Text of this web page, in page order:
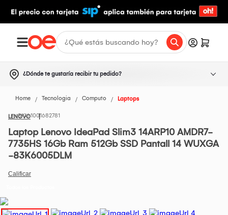
¿Dónde te gustaría recibir tu pedido?
Home Tecnologia Computo Laptops
LENOVO1001682781
Laptop Lenovo IdeaPad Slim3 14ARP10 AMDR7-
7735HS 16Gb Ram 512Gb SSD Pantall 14 WUXGA
-83K6005DLM